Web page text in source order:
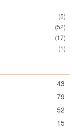
(5)
(52)
(17)
(1)
43
79
52
15